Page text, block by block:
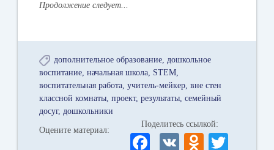
Продолжение следует...
дополнительное образование дошкольное
воспитание начальная школа STEM
воспитательная работа учитель-мейкер вне стен
классной комнаты проект результаты семейный
досуг дошкольники
Оцените материал:
Поделитесь ссылкой:
Fa
V O